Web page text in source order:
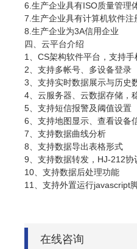
6.生产企业具有ISO质量管理
7.生产企业具有计算机软件注
8.生产企业为3A信用企业
四、云平台介绍
1、CS架构软件平台，支持
2、支持多帐号、多设备登录
3、支持实时数据展示与历史
4、云服务器、云数据存储，
5、支持短信报警及阈值设置
6、支持地图显示、查看设备
7、支持数据曲线分析
8、支持数据导出表格形式
9、支持数据转发，HJ-212
10、支持数据后处理功能
11、支持外置运行javascript
在线咨询